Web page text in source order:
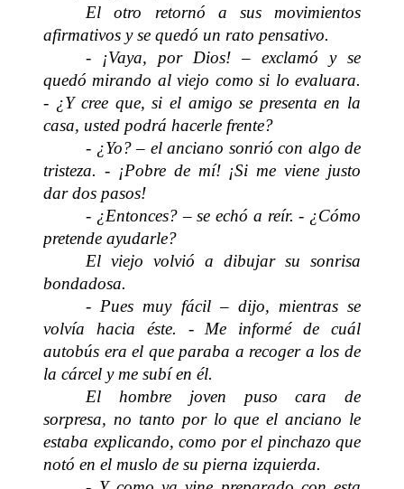
El otro retornó a sus movimientos
afirmativos y se quedó un rato pensativo.
- ¡Vaya, por Dios! – exclamó y se
quedó mirando al viejo como si lo evaluara.
- ¿Y cree que, si el amigo se presenta en la
casa, usted podrá hacerle frente?
- ¿Yo? – el anciano sonrió con algo de
tristeza. - ¡Pobre de mí! ¡Si me viene justo
dar dos pasos!
- ¿Entonces? – se echó a reír. - ¿Cómo
pretende ayudarle?
El viejo volvió a dibujar su sonrisa
bondadosa.
- Pues muy fácil – dijo, mientras se
volvía hacia éste. - Me informé de cuál
autobús era el que paraba a recoger a los de
la cárcel y me subí en él.
El hombre joven puso cara de
sorpresa, no tanto por lo que el anciano le
estaba explicando, como por el pinchazo que
notó en el muslo de su pierna izquierda.